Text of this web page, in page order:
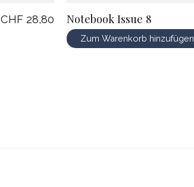
CHF 28,80 Notebook Issue 8
Zum Warenkorb hinzufügen